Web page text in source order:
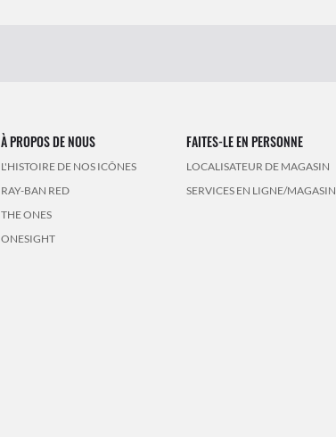
À PROPOS DE NOUS
L'HISTOIRE DE NOS ICÔNES
RAY-BAN RED
THE ONES
ONESIGHT
FAITES-LE EN PERSONNE
LOCALISATEUR DE MAGASIN
SERVICES EN LIGNE/MAGASIN